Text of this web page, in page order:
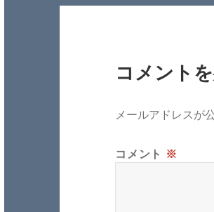
コメント
メールアドレスが
コメント ※